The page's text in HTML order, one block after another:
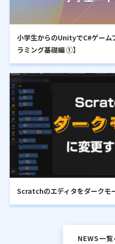
小学生からのUnityでC#ゲーム
ラミング基礎編 ①】
Scratchのエディタをダークモ
NEWS一覧